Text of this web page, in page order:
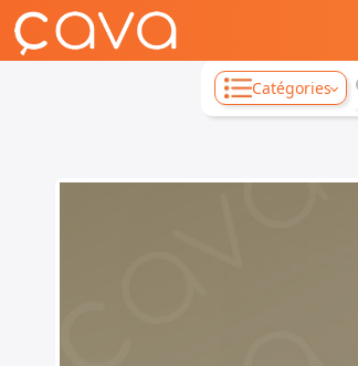
Catégories